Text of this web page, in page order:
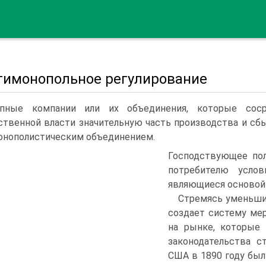
регулирование
компании или их объединения, которые
власти значи­тельную часть производства и
объединением.
Господству­ющее
потребителю
являющиеся
Стремясь
создает систему
на рынке, которые
законодательства
США в 1890 году